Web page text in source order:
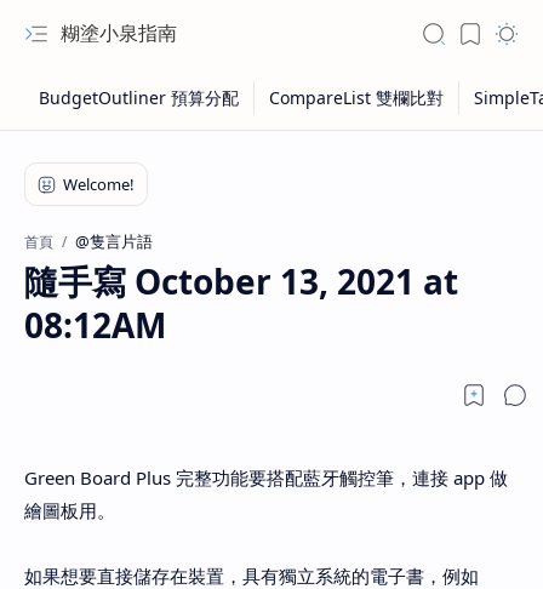
糊塗小泉指南
首頁 @隻言片語
隨手寫 October 13, 2021 at
08:12AM
Green Board Plus 完整功能要搭配藍牙觸控筆，連接 app 做
繪圖板用。
如果想要直接儲存在裝置，具有獨立系統的電子書，例如